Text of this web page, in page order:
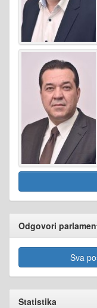
Odgovori
Sva
Statistika